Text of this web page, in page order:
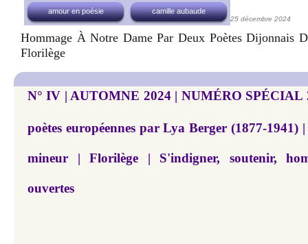
amour en poésie camille aubaude
25 décembre 2024
Hommage À Notre Dame Par Deux Poètes Dijonnais
Florilège
N° IV | AUTOMNE 2024 | NUMÉRO SPÉCIAL
poètes européennes par Lya Berger (1877-1941)
mineur | Florilège | S'indigner, soutenir,
ouvertes